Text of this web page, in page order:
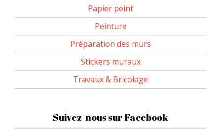
Papier peint
Peinture
Préparation des murs
Stickers muraux
Travaux & Bricolage
Suivez-nous sur Facebook